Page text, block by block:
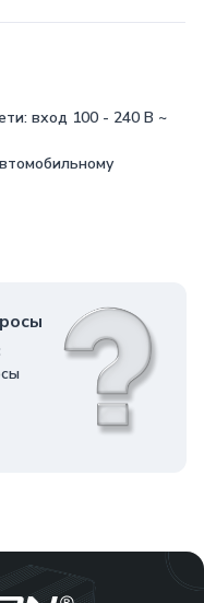
вход 100 - 240 В ~